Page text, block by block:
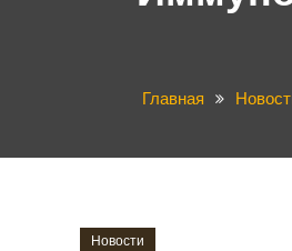
Главная
Новости